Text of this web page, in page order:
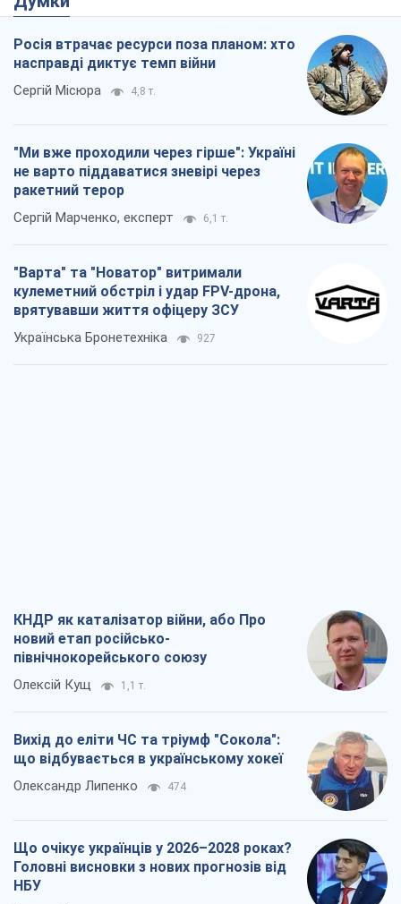
Росія втрачає ресурси поза планом: хто
насправді диктує темп війни
Сергій Місюра 4,8 т.
"Ми вже проходили через гірше": Україні
не варто піддаватися зневірі через
ракетний терор
Сергій Марченко, експерт 6,1 т.
"Варта" та "Новатор" витримали
кулеметний обстріл і удар FPV-дрона,
врятувавши життя офіцеру ЗСУ
Українська Бронетехніка 927
КНДР як каталізатор війни, або Про
новий етап російсько-
північнокорейського союзу
Олексій Кущ 1,1 т.
Вихід до еліти ЧС та тріумф "Сокола":
що відбувається в українському хокеї
Олександр Липенко 474
Що очікує українців у 2026–2028 роках?
Головні висновки з нових прогнозів від
НБУ